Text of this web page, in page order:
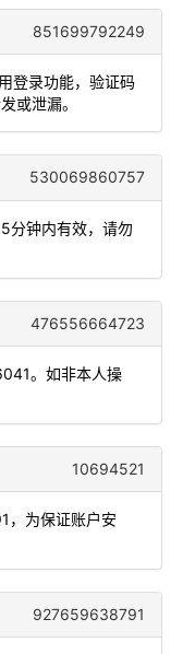
851699792249
登录功能，验证码
或泄漏。
530069860757
分钟内有效，请勿
476556664723
。如非本人操
10694521
，为保证账户安
927659638791